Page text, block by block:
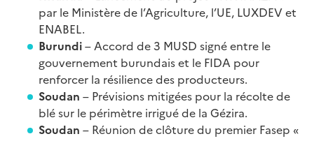
par le Ministère de l’Agriculture, l’UE, LUXDEV et
ENABEL.
Burundi– Accord de 3 MUSD signé entre le
gouvernement burundais et le FIDA pour
renforcer la résilience des producteurs.
Soudan – Prévisions mitigées pour la récolte de
blé sur le périmètre irrigué de la Gézira.
Soudan – Réunion de clôture du premier Fasep «